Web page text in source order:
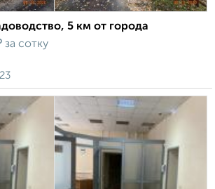
5 км от города
за сотку